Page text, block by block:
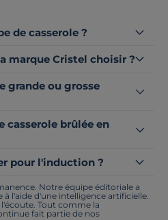
de casserole ?
marque Cristel choisir ?
grande ou grosse
casserole brûlée en
pour l'induction ?
Notre équipe éditoriale a
l'aide d'une intelligence artificielle.
Tout comme la
fait partie de nos